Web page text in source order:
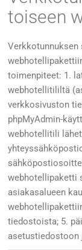
toiseen
toimenpiteet: 1.
webhotellitililtä
verkkosivuston
phpMyAdmin-
webhotellitili
webhotellipaketti
asiakasalueen
tiedostoista; 5.
asetustiedostoon